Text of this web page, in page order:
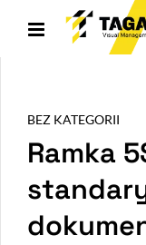
BEZ KATEGORII
Ramka